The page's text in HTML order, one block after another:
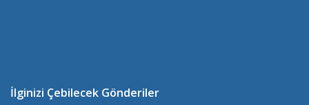
İlginizi Çebilecek Gönderiler